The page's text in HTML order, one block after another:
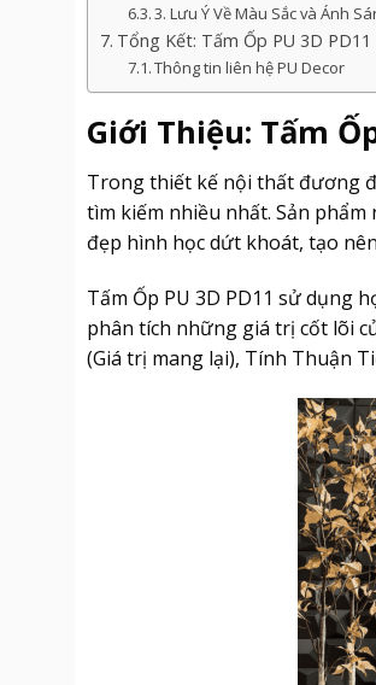
3. Lưu Ý Về Màu Sắc và Ánh
Tổng Kết: Tấm Ốp PU 3D
Thông tin liên hệ PU Decor
Giới Thiệu: Tấm
Trong thiết kế nội thất đương
tìm kiếm nhiều nhất. Sản phẩm
đẹp hình học dứt khoát, tạo
Tấm Ốp PU 3D PD11 sử dụng
phân tích những giá trị cốt lõi
(Giá trị mang lại), Tính Thuận